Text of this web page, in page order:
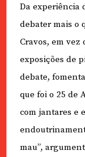
Da experiência
debater mais o
Cravos, em vez
exposições de
debate,
que foi o 25 de
com jantares e
mau”,